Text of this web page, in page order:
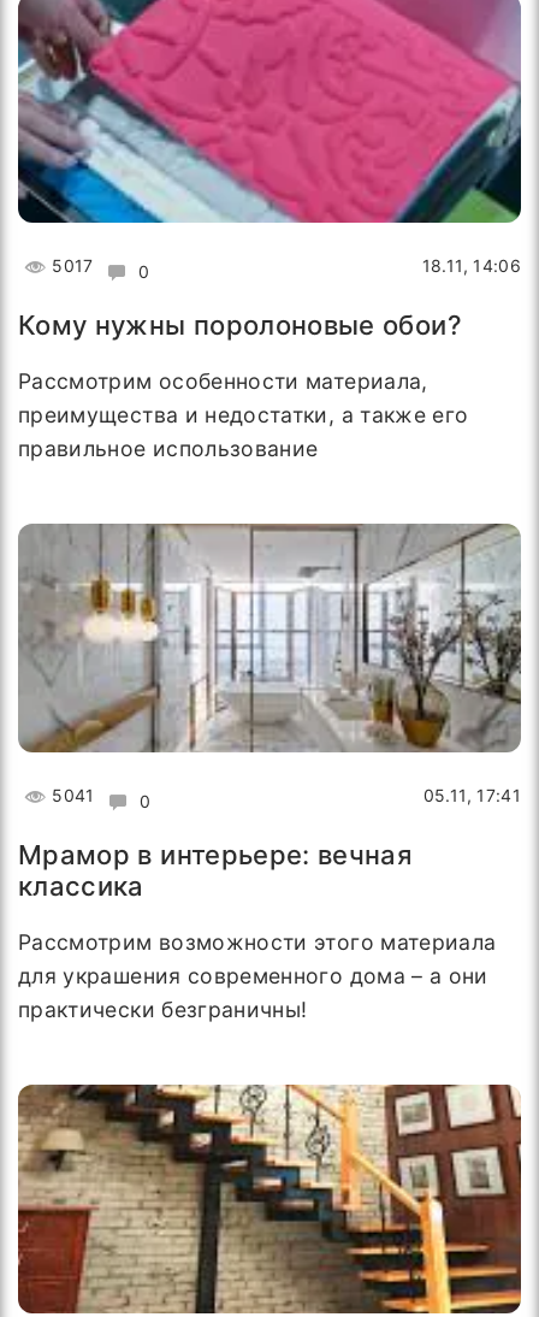
5017 0 18.11, 14:06
Кому нужны поролоновые обои?
Рассмотрим особенности материала,
преимущества и недостатки, а также его
правильное использование
5041 0 05.11, 17:41
Мрамор в интерьере: вечная
классика
Рассмотрим возможности этого материала
для украшения современного дома – а они
практически безграничны!